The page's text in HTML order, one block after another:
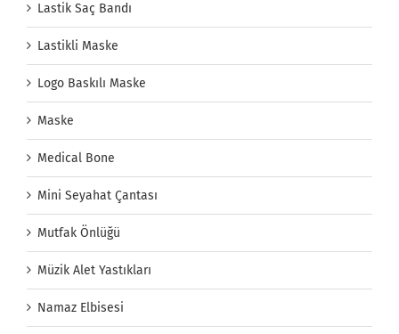
Lastik Saç Bandı
Lastikli Maske
Logo Baskılı Maske
Maske
Medical Bone
Mini Seyahat Çantası
Mutfak Önlüğü
Müzik Alet Yastıkları
Namaz Elbisesi